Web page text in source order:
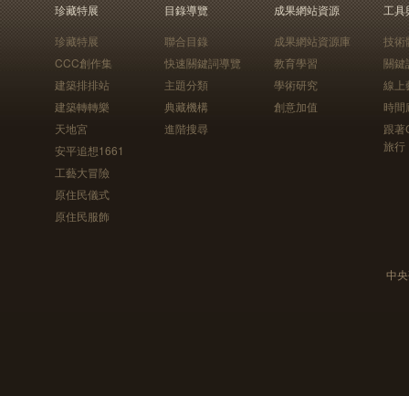
珍藏特展
珍藏特展
CCC創作集
建築排排站
建築轉轉樂
天地宮
安平追想1661
工藝大冒險
原住民儀式
原住民服飾
目錄導覽
聯合目錄
快速關鍵詞導覽
主題分類
典藏機構
進階搜尋
成果網站資源
成果網站資源庫
教育學習
學術研究
創意加值
工具
技術
關鍵
線上
時間
跟
旅行
中